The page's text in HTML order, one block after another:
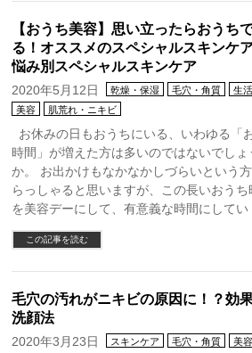
【おうち美容】思い立ったらおうち
る！オススメのスペシャルスキンケ
悩み別スペシャルスキンケア
2020年5月12日 乾燥・保湿 毛穴・角質
生
美容
肌荒れ・ニキビ
お休みの日もおうちにいる、いわゆる「
時間」が増えた方は多いのではないでしょ
か。 お出かけもなかなかしづらいという
らっしゃると思いますが、この長いおうち
を美容デーにして、有意義な時間にしてい
この記事を読む
毛穴の汚れがニキビの原因に！？効
洗顔法
2020年3月23日 スキンケア 毛穴・角質
美容